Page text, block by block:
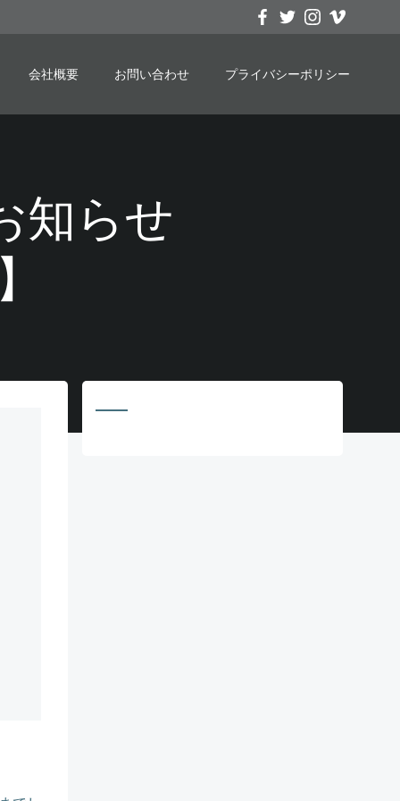
会社概要 お問い合わせ プライバシーポリシー
知らせ